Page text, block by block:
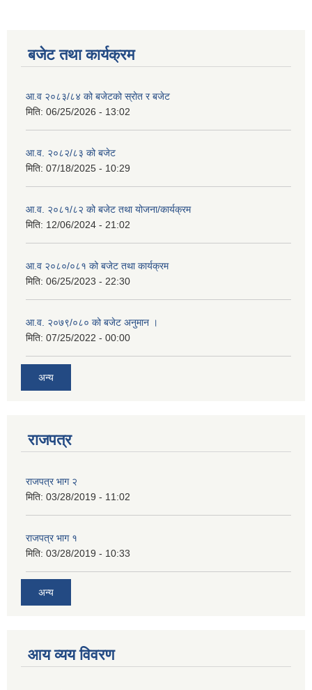
बजेट तथा कार्यक्रम
आ.व २०८३/८४ को बजेटको स्रोत र बजेट
मिति: 06/25/2026 - 13:02
आ.व. २०८२/८३ को बजेट
मिति: 07/18/2025 - 10:29
आ.व. २०८१/८२ को बजेट तथा योजना/कार्यक्रम
मिति: 12/06/2024 - 21:02
आ.व २०८०/०८१ को बजेट तथा कार्यक्रम
मिति: 06/25/2023 - 22:30
आ.व. २०७९/०८० को बजेट अनुमान ।
मिति: 07/25/2022 - 00:00
अन्य
राजपत्र
राजपत्र भाग २
मिति: 03/28/2019 - 11:02
राजपत्र भाग १
मिति: 03/28/2019 - 10:33
अन्य
आय व्यय विवरण